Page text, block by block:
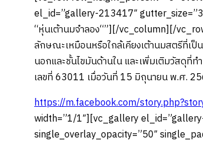
el_id=”gallery-213417″
“หุ่นเต้านมจำลอง“”][/vc_column][/
ลักษณะเหมือนหรือใกล้เคียงเต้านมสตรีที่เป็
นอกและชั้นไขมันด้านใน และเพิ่มเติมวัสดุที่
เลขที่ 63011 เมื่อวันที่ 15 มิถุนายน พ.ศ.
https://m.facebook.com/
width=”1/1″][vc_gallery
single_overlay_opacity=”50″